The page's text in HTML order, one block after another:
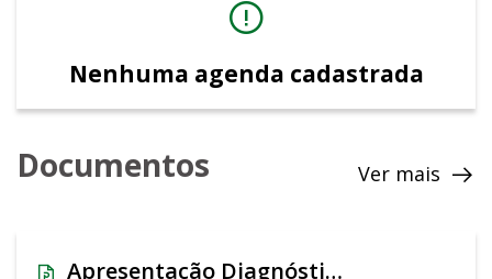
Nenhuma agenda cadastrada
Documentos Ver mais
Apresentação Diagnóstico da Situação Computacional do GDF